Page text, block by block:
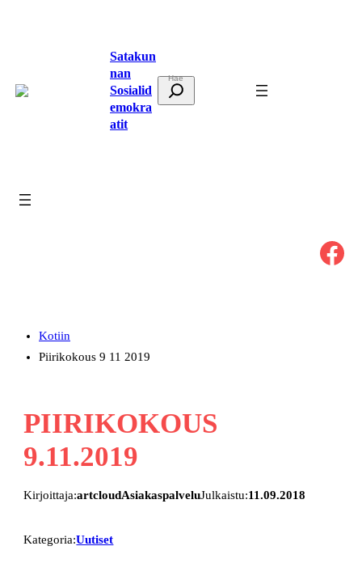
Satakun
nan
Sosialid
emokra
atit
t
Facebook
Kotiin
Piirikokous 9 11 2019
PIIRIKOKOUS
9.11.2019
Kirjoittaja:artcloudAsiakaspalveluJulkaistu:11.09.2018
Kategoria:Uutiset